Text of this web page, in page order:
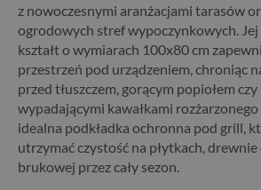
z nowoczesnymi aranżacjami tarasów
ogrodowych stref wypoczynkowych.
kształt o wymiarach 100x80 cm
przestrzeń pod urządzeniem, chroniąc
przed tłuszczem, gorącym popiołem czy
wypadającymi kawałkami
idealna podkładka ochronna pod grill,
utrzymać czystość na płytkach, drewnie
brukowej przez cały sezon.